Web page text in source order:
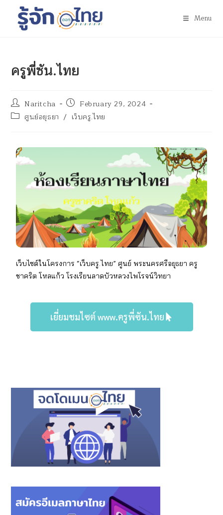
Menu
ครูพี่ซัน.ไทย
Naritcha
February 29, 2024
ศูนย์อยุธยา / เว็บครู.ไทย
เว็บไซต์ในโครงการ “เว็บครู.ไทย” ศูนย์ พระนครศรีอยุธยา ครู
ชาคริต โหลแก้ว โรงเรียนลาดบัวหลวงไพโรจน์วิทยา
เยี่ยมชมไซต์ www.ครูพี่ซัน.ไทย